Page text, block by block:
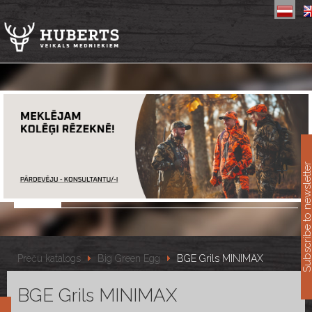
Preču katalogs Big Green Egg BGE Grils MINIMAX
BGE Grils MINIMAX
Subscribe